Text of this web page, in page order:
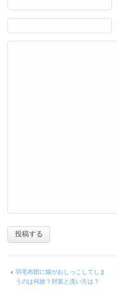
羽毛布団に猫がおしっこしてしま
うのは何故？対策と洗い方は？